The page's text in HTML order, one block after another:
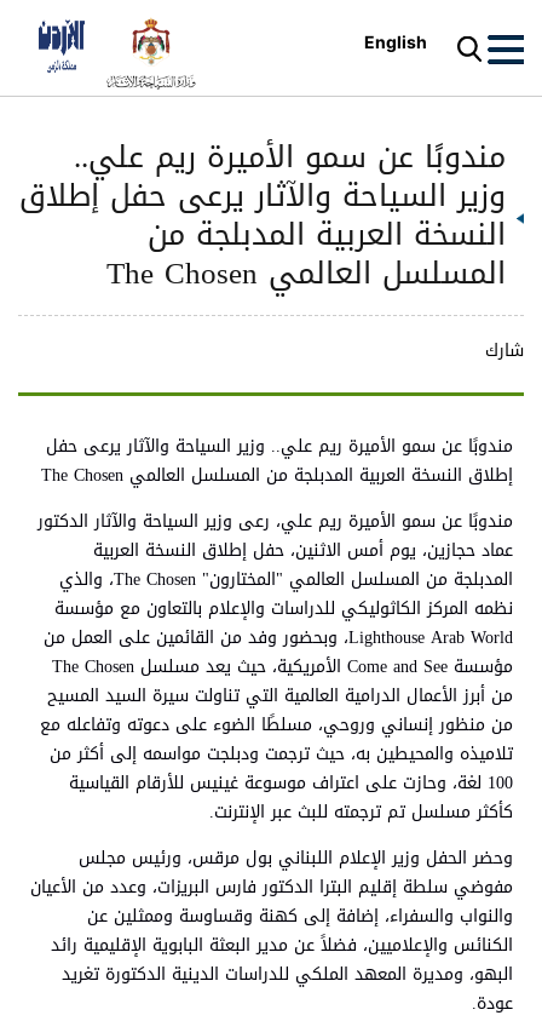
English
مندوبًا عن سمو الأميرة ريم علي..
وزير السياحة والآثار يرعى حفل إطلاق
النسخة العربية المدبلجة من
المسلسل العالمي The Chosen
شارك
مندوبًا عن سمو الأميرة ريم علي.. وزير السياحة والآثار يرعى حفل
إطلاق النسخة العربية المدبلجة من المسلسل العالمي The Chosen
مندوبًا عن سمو الأميرة ريم علي، رعى وزير السياحة والآثار الدكتور
عماد حجازين، يوم أمس الاثنين، حفل إطلاق النسخة العربية
المدبلجة من المسلسل العالمي "المختارون" The Chosen، والذي
نظمه المركز الكاثوليكي للدراسات والإعلام بالتعاون مع مؤسسة
Lighthouse Arab World، وبحضور وفد من القائمين على العمل من
مؤسسة Come and See الأمريكية، حيث يعد مسلسل The Chosen
من أبرز الأعمال الدرامية العالمية التي تناولت سيرة السيد المسيح
من منظور إنساني وروحي، مسلطًا الضوء على دعوته وتفاعله مع
تلاميذه والمحيطين به، حيث ترجمت ودبلجت مواسمه إلى أكثر من
100 لغة، وحازت على اعتراف موسوعة غينيس للأرقام القياسية
كأكثر مسلسل تم ترجمته للبث عبر الإنترنت.
وحضر الحفل وزير الإعلام اللبناني بول مرقس، ورئيس مجلس
مفوضي سلطة إقليم البترا الدكتور فارس البريزات، وعدد من الأعيان
والنواب والسفراء، إضافة إلى كهنة وقساوسة وممثلين عن
الكنائس والإعلاميين، فضلاً عن مدير البعثة البابوية الإقليمية رائد
البهو، ومديرة المعهد الملكي للدراسات الدينية الدكتورة تغريد
عودة.